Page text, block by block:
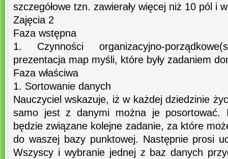
szczegółowe tzn. zawierały więcej niż 10 pól i
Zajęcia 2
Faza wstępna
1. Czynności organizacyjno-
prezentacja map myśli, które były zadaniem
Faza właściwa
1. Sortowanie danych
Nauczyciel wskazuje, iż w każdej dziedzinie
samo jest z danymi można je posortować.
będzie związane kolejne zadanie, za które
do waszej bazy punktowej. Następnie prosi
Wszyscy i wybranie jednej z baz danych